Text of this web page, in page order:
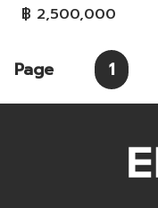
฿ 2,500,000
Page 1